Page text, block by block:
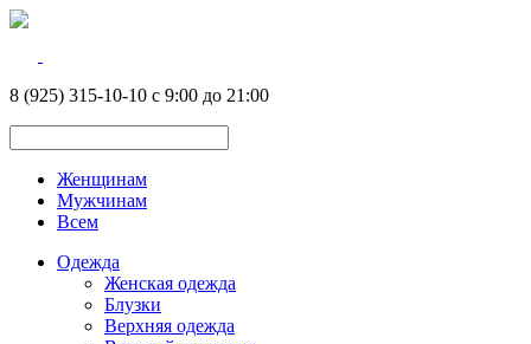
8 (925) 315-10-10 с 9:00 до 21:00
Женщинам
Мужчинам
Всем
Одежда
Женская одежда
Блузки
Верхняя одежда